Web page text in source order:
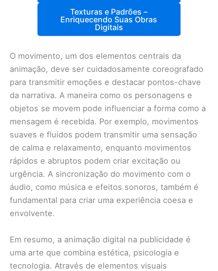
Texturas e Padrões –
Enriquecendo Suas Obras
Digitais
O movimento, um dos elementos centrais da
animação, deve ser cuidadosamente coreografado
para transmitir emoções e destacar pontos-chave
da narrativa. A maneira como os personagens e
objetos se movem pode influenciar a forma como a
mensagem é recebida. Por exemplo, movimentos
suaves e fluidos podem transmitir uma sensação
de calma e relaxamento, enquanto movimentos
rápidos e abruptos podem criar excitação ou
urgência. A sincronização do movimento com o
áudio, como música e efeitos sonoros, também é
fundamental para criar uma experiência coesa e
envolvente.
Em resumo, a animação digital na publicidade é
uma arte que combina estética, psicologia e
tecnologia. Através de elementos visuais